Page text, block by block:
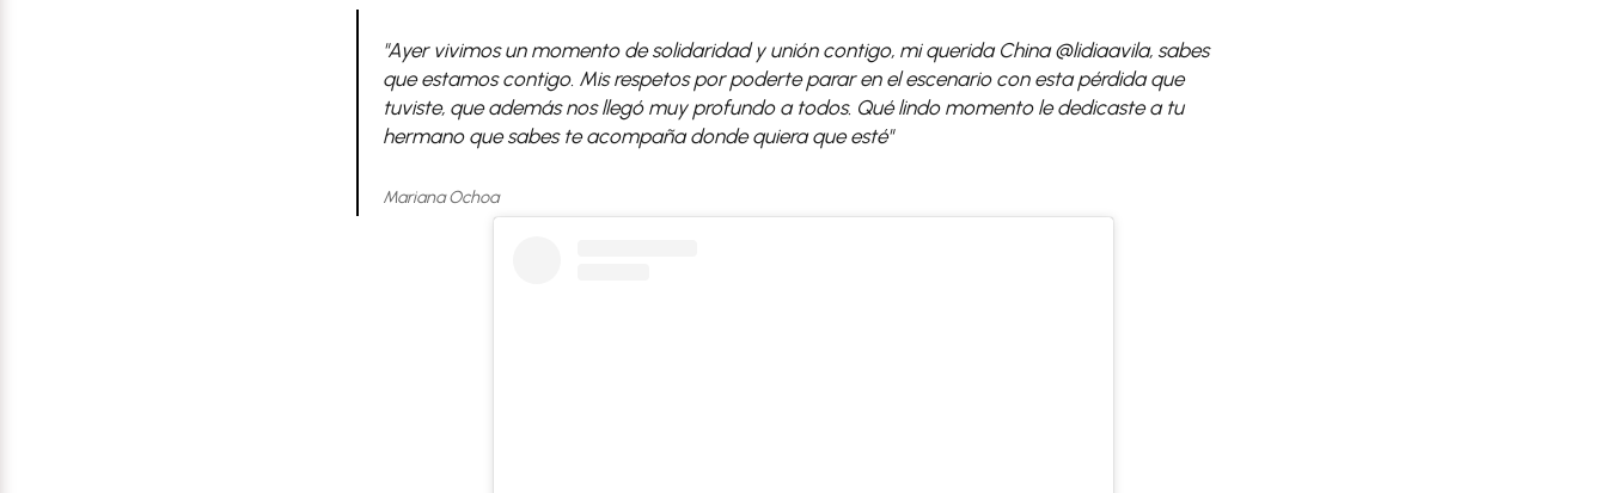
"Ayer vivimos un momento de solidaridad y unión contigo, mi querida China @lidiaavila, sabes
que estamos contigo. Mis respetos por poderte parar en el escenario con esta pérdida que
tuviste, que además nos llegó muy profundo a todos. Qué lindo momento le dedicaste a tu
hermano que sabes te acompaña donde quiera que esté"
Mariana Ochoa